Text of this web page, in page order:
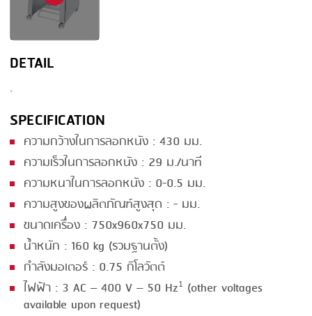
SMOKING
TUMBLING
VACUUM PACKING
VACUUM STUFFING
DETAIL
.
SPECIFICATION
ความกว้างในการลอกหนัง : 430 มม.
ความเร็วในการลอกหนัง : 29 ม./นาที
ความหนาในการลอกหนัง : 0-0.5 มม.
ความสูงของผลิตภัณฑ์สูงสุด : - มม.
ขนาดเครื่อง : 750x960x750 มม.
น้ำหนัก : 160 kg (รวมฐานตั้ง)
กำลังมอเตอร์ : 0.75 กิโลวัตต์
ไฟฟ้า : 3 AC – 400 V – 50 Hz¹ (other voltages
available upon request)